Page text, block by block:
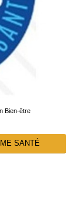
Bien-être
SANTÉ